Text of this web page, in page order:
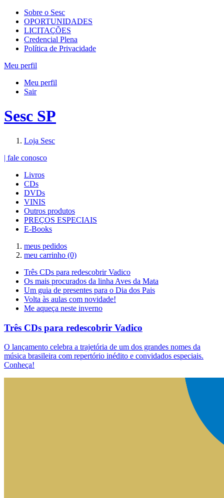
Sobre o Sesc
OPORTUNIDADES
LICITAÇÕES
Credencial Plena
Política de Privacidade
Meu perfil
Meu perfil
Sair
Sesc SP
Loja Sesc
| fale conosco
Livros
CDs
DVDs
VINIS
Outros produtos
PREÇOS ESPECIAIS
E-Books
meus pedidos
meu carrinho (0)
Três CDs para redescobrir Vadico
Os mais procurados da linha Aves da Mata
Um guia de presentes para o Dia dos Pais
Volta às aulas com novidade!
Me aqueça neste inverno
Três CDs para redescobrir Vadico
O lançamento celebra a trajetória de um dos grandes nomes da
música brasileira com repertório inédito e convidados especiais.
Conheça!